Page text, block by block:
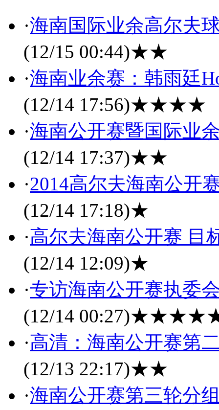
·海南国际业余高尔夫
(12/15 00:44)★★
·海南业余赛：韩雨廷
(12/14 17:56)★★★★
·海南公开赛暨国际业
(12/14 17:37)★★
·2014高尔夫海南公开
(12/14 17:18)★
·高尔夫海南公开赛 目
(12/14 12:09)★
·专访海南公开赛执委
(12/14 00:27)
·高清：海南公开赛第
(12/13 22:17)★★
·海南公开赛第三轮分